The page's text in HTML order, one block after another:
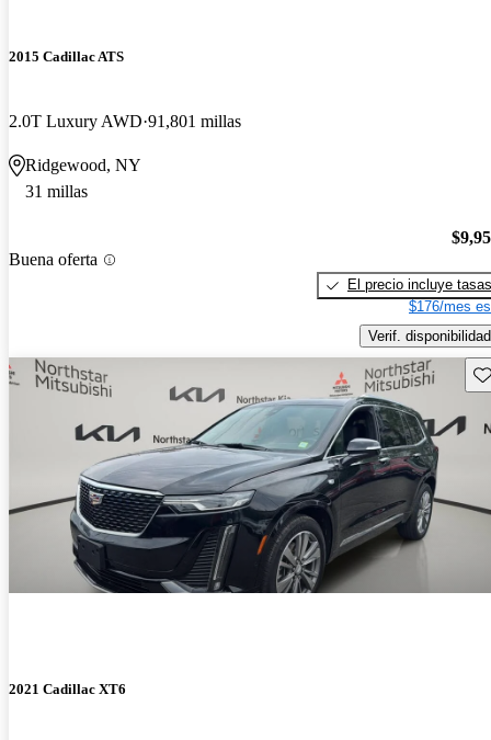
2015 Cadillac ATS
2.0T Luxury AWD 91,801 millas
Ridgewood, NY
31 millas
Buena oferta
El precio incluye tasas
$176/mes
Verif. disponibilidad
2021 Cadillac XT6